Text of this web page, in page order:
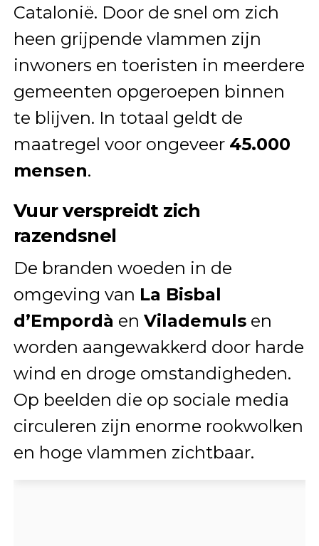
Catalonië. Door de snel om zich
heen grijpende vlammen zijn
inwoners en toeristen in meerdere
gemeenten opgeroepen binnen
te blijven. In totaal geldt de
maatregel voor ongeveer 45.000
mensen.
Vuur verspreidt zich
razendsnel
De branden woeden in de
omgeving van La Bisbal
d’Empordà en Vilademulsen
worden aangewakkerd door harde
wind en droge omstandigheden.
Op beelden die op sociale media
circuleren zijn enorme rookwolken
en hoge vlammen zichtbaar.